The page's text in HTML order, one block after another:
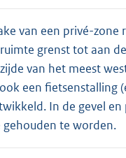
van een privé-
grenst tot aan
van het meest
een fietsenstalling
In de gevel
gehouden te worden.